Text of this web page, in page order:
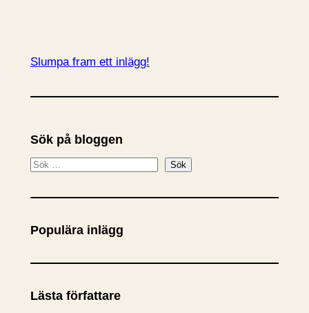
Slumpa fram ett inlägg!
Sök på bloggen
S
k
Sök
Populära inlägg
Lästa författare